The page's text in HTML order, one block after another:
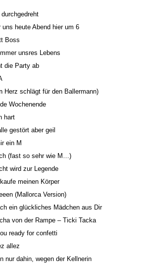
heute Abend hier um 6
Boss
unsres Lebens
die Party ab
Herz schlägt für den Ballermann)
Wochenende
hart
gestört aber geil
ein M
(fast so sehr wie M…)
wird zur Legende
meinen Körper
(Mallorca Version)
ein glückliches Mädchen aus Dir
von der Rampe – Ticki Tacka
ready for confetti
allez
nur dahin, wegen der Kellnerin